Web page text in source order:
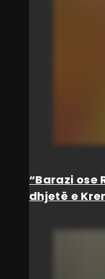
“Barazi ose
dhjetë e